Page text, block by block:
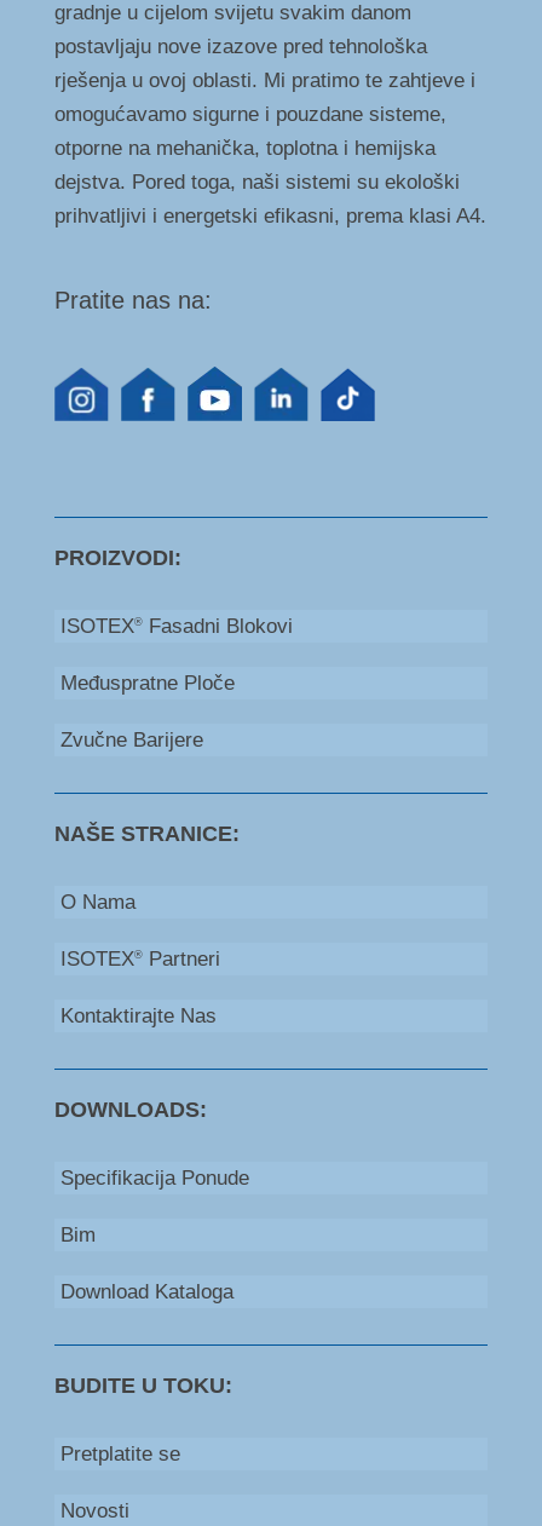
gradnje u cijelom svijetu svakim danom
postavljaju nove izazove pred tehnološka
rješenja u ovoj oblasti. Mi pratimo te zahtjeve i
omogućavamo sigurne i pouzdane sisteme,
otporne na mehanička, toplotna i hemijska
dejstva. Pored toga, naši sistemi su ekološki
prihvatljivi i energetski efikasni, prema klasi A4.
Pratite nas na:
PROIZVODI:
ISOTEX®Fasadni Blokovi
Međuspratne Ploče
Zvučne Barijere
NAŠE STRANICE:
O Nama
ISOTEX®Partneri
Kontaktirajte Nas
DOWNLOADS:
Specifikacija Ponude
Bim
Download Kataloga
BUDITE U TOKU:
Pretplatite se
Novosti